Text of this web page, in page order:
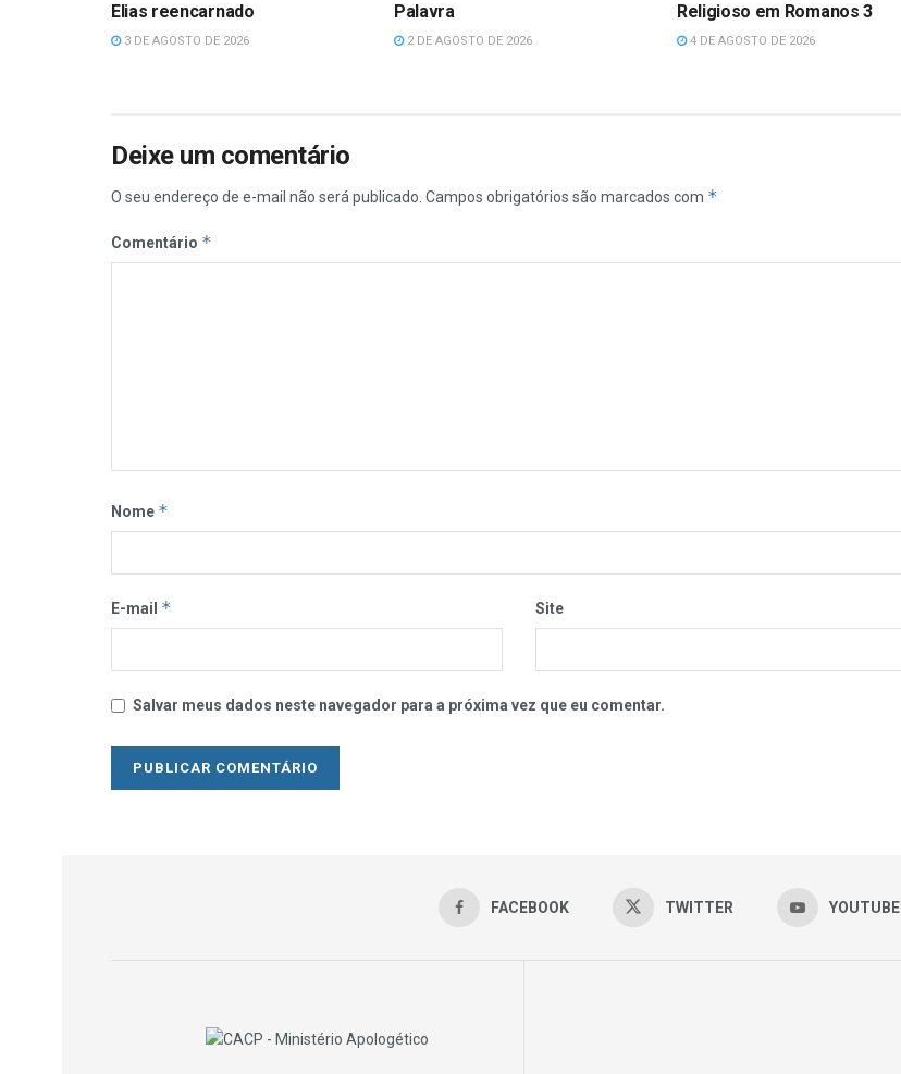
Elias reencarnado
3 DE AGOSTO DE 2026
Palavra
2 DE AGOSTO DE 2026
Religioso em Romanos 3
4 DE AGOSTO DE 2026
Deixe um comentário
O seu endereço de e-mail não será publicado. Campos obrigatórios são marcados com *
Comentário *
Nome *
E-mail * Site
Salvar meus dados neste navegador para a próxima vez que eu comentar.
FACEBOOK TWITTER YOUTUBE